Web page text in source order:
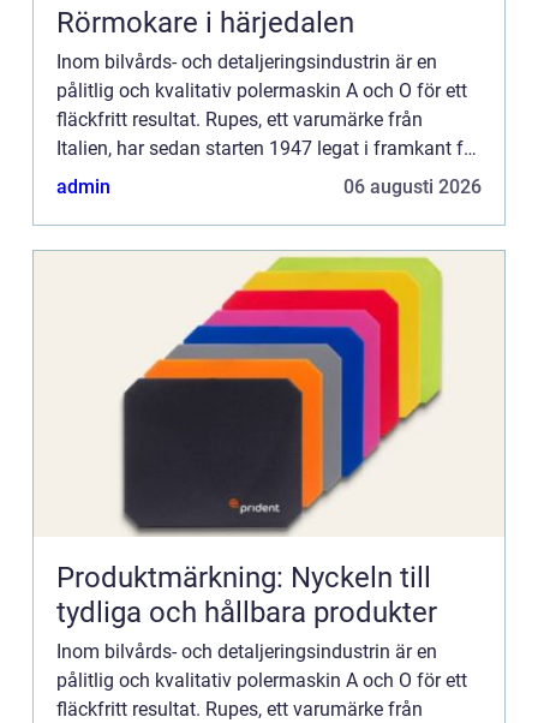
Rörmokare i härjedalen
Inom bilvårds- och detaljeringsindustrin är en
pålitlig och kvalitativ polermaskin A och O för ett
fläckfritt resultat. Rupes, ett varumärke från
Italien, har sedan starten 1947 legat i framkant för
innovati...
admin 06 augusti 2026
Produktmärkning: Nyckeln till
tydliga och hållbara produkter
Inom bilvårds- och detaljeringsindustrin är en
pålitlig och kvalitativ polermaskin A och O för ett
fläckfritt resultat. Rupes, ett varumärke från